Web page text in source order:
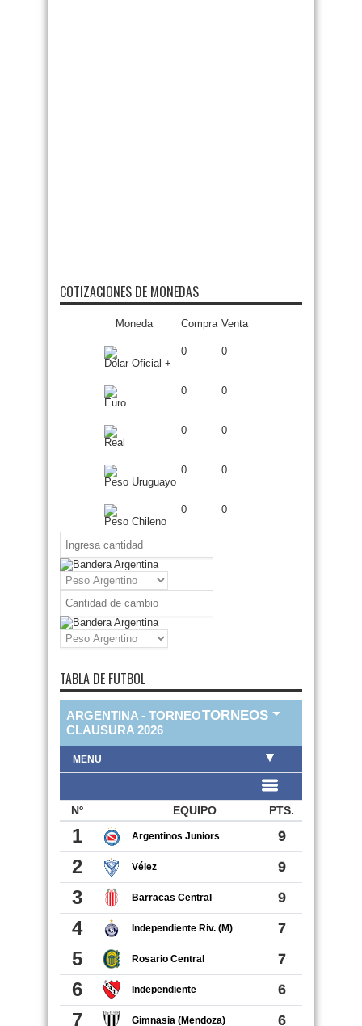
COTIZACIONES DE MONEDAS
Moneda Compra Venta
Dólar Oficial +
0 0
Euro
0 0
Real
0 0
Peso Uruguayo
0 0
Peso Chileno
0 0
TABLA DE FUTBOL